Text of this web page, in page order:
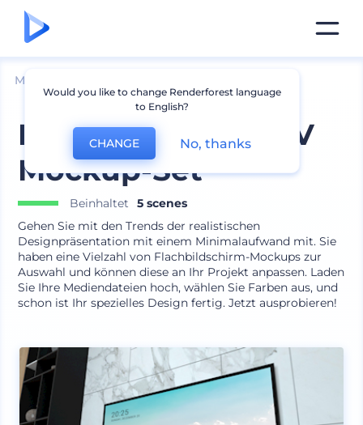
Mockups
Flachbildschirm-TV
Mockup-Set
Beinhaltet
5 scenes
Gehen Sie mit den Trends der realistischen
Designpräsentation mit einem Minimalaufwand mit. Sie
haben eine Vielzahl von Flachbildschirm-Mockups zur
Auswahl und können diese an Ihr Projekt anpassen. Laden
Sie Ihre Mediendateien hoch, wählen Sie Farben aus, und
schon ist Ihr spezielles Design fertig. Jetzt ausprobieren!
Would you like to change Renderforest language
to English?
CHANGE No, thanks